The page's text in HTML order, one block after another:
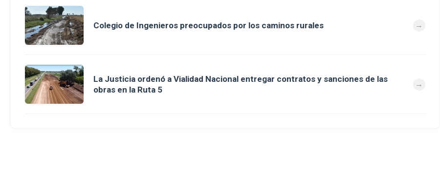
Colegio de Ingenieros preocupados por los caminos rurales
La Justicia ordenó a Vialidad Nacional entregar contratos y sanciones de las
obras en la Ruta 5